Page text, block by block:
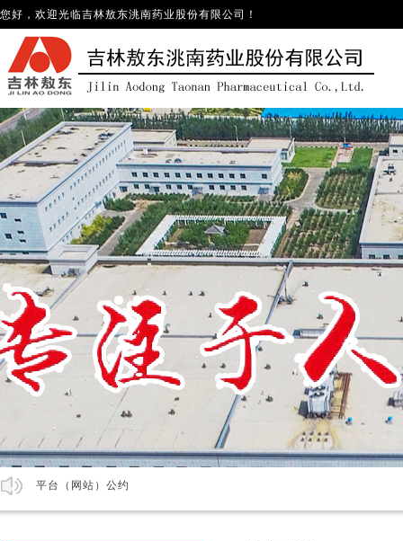
您好，欢迎光临吉林敖东洮南药业股份有限公司 ！
平台（网站）公约